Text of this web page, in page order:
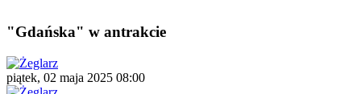
"Gdańska" w antrakcie
piątek, 02 maja 2025 08:00